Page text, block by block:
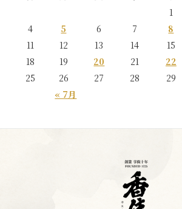
« 7月
1
4
5 6 7 8
11
12 13 14 15
18
19 20 21 22
25
26 27 28 29